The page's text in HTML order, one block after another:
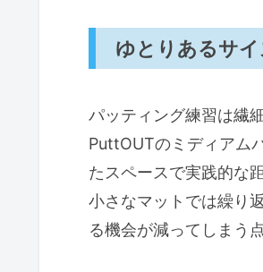
ゆとりあるサ
パッティング練習は繊
PuttOUTのミディアム
たスペースで実践的な
小さなマットでは繰り
る機会が減ってしまう